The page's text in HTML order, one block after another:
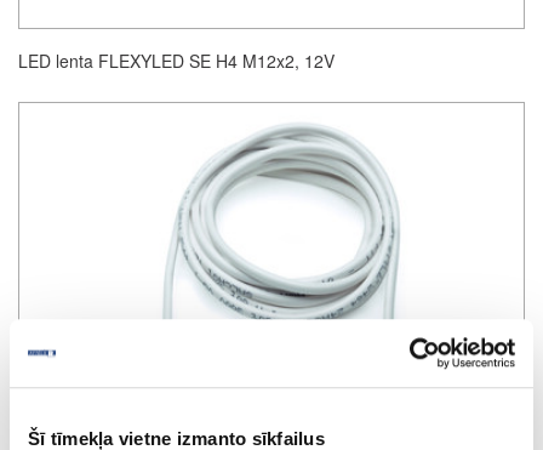
Šī tīmekļa vietne izmanto sīkfailus
LED lenta FLEXYLED SE H4 M12x2, 12V